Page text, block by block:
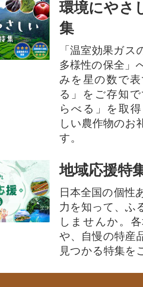
環境にやさ
集
「温室効果ガ
多様性の保全」
みを星の数で
る」をご存知
らべる」を取
しい農作物のお
す。​
地域応援特
日本全国の個性
力を知って、ふ
しませんか。
や、自慢の特産
見つかる特集を